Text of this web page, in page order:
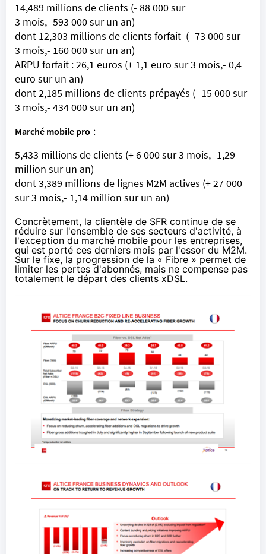
14,489 millions de clients (- 88 000 sur
3 mois,- 593 000 sur un an)
dont 12,303 millions de clients forfait (- 73 000 sur
3 mois,- 160 000 sur un an)
ARPU forfait : 26,1 euros (+ 1,1 euro sur 3 mois,- 0,4
euro sur un an)
dont 2,185 millions de clients prépayés (- 15 000 sur
3 mois,- 434 000 sur un an)
Marché mobile pro :
5,433 millions de clients (+ 6 000 sur 3 mois,- 1,29
million sur un an)
dont 3,389 millions de lignes M2M actives (+ 27 000
sur 3 mois,- 1,14 million sur un an)
Concrètement, la clientèle de SFR continue de se
réduire sur l'ensemble de ses secteurs d'activité, à
l'exception du marché mobile pour les entreprises,
qui est porté ces derniers mois par l'essor du M2M.
Sur le fixe, la progression de la « Fibre » permet de
limiter les pertes d'abonnés, mais ne compense pas
totalement le départ des clients xDSL.